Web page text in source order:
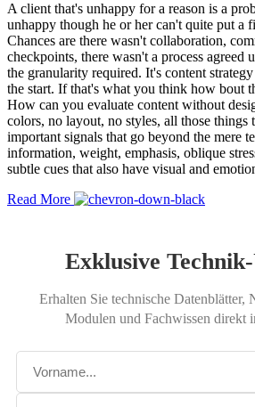
A client that's unhappy for a reason is a
unhappy though he or her can't quite put a
Chances are there wasn't collaboration,
checkpoints, there wasn't a process agreed
the granularity required. It's content
the start. If that's what you think how bout
How can you evaluate content without
colors, no layout, no styles, all those things
important signals that go beyond the mere
information, weight, emphasis, oblique
subtle cues that also have visual and
Read More
Exklusive
Erhalten Sie technische Datenblätter,
Modulen und Fachwissen direkt